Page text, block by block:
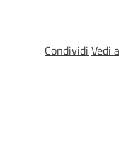
Condividi Vedi